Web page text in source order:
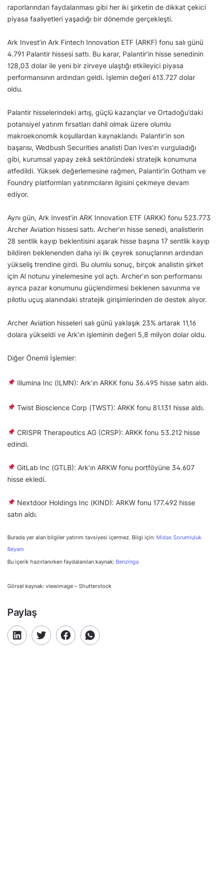
raporlarından faydalanması gibi her iki şirketin de dikkat çekici
piyasa faaliyetleri yaşadığı bir dönemde gerçekleşti.
Ark Invest’in Ark Fintech Innovation ETF (ARKF) fonu salı günü
4.791 Palantir hissesi sattı. Bu karar, Palantir’in hisse senedinin
128,03 dolar ile yeni bir zirveye ulaştığı etkileyici piyasa
performansının ardından geldi. İşlemin değeri 613.727 dolar
oldu.
Palantir hisselerindeki artış, güçlü kazançlar ve Ortadoğu’daki
potansiyel yatırım fırsatları dahil olmak üzere olumlu
makroekonomik koşullardan kaynaklandı. Palantir’in son
başarısı, Wedbush Securities analisti Dan Ives’ın vurguladığı
gibi, kurumsal yapay zekâ sektöründeki stratejik konumuna
atfedildi. Yüksek değerlemesine rağmen, Palantir’in Gotham ve
Foundry platformları yatırımcıların ilgisini çekmeye devam
ediyor.
Aynı gün, Ark Invest’in ARK Innovation ETF (ARKK) fonu 523.773
Archer Aviation hissesi sattı. Archer’ın hisse senedi, analistlerin
28 sentlik kayıp beklentisini aşarak hisse başına 17 sentlik kayıp
bildiren beklenenden daha iyi ilk çeyrek sonuçlarının ardından
yükseliş trendine girdi. Bu olumlu sonuç, birçok analistin şirket
için Al notunu yinelemesine yol açtı. Archer’ın son performansı
ayrıca pazar konumunu güçlendirmesi beklenen savunma ve
pilotlu uçuş alanındaki stratejik girişimlerinden de destek alıyor.
Archer Aviation hisseleri salı günü yaklaşık 23% artarak 11,16
dolara yükseldi ve Ark’ın işleminin değeri 5,8 milyon dolar oldu.
Diğer Önemli İşlemler:
Illumina Inc (ILMN): Ark’ın ARKK fonu 36.495 hisse satın aldı.
Twist Bioscience Corp (TWST): ARKK fonu 81.131 hisse aldı.
CRISPR Therapeutics AG (CRSP): ARKK fonu 53.212 hisse
edindi.
GitLab Inc (GTLB): Ark’ın ARKW fonu portföyüne 34.607
hisse ekledi.
Nextdoor Holdings Inc (KIND): ARKW fonu 177.492 hisse
satın aldı.
Burada yer alan bilgiler yatırım tavsiyesi içermez. Bilgi için: Midas Sorumluluk
Beyanı
Bu içerik hazırlanırken faydalanılan kaynak: Benzinga
Görsel kaynak: viewimage – Shutterstock
Paylaş